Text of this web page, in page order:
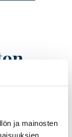
ja mainosten
olla